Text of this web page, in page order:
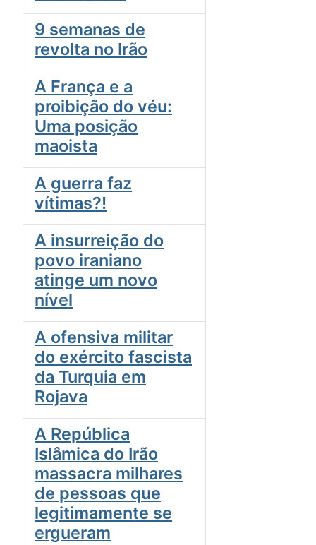
9 semanas de
revolta no Irão
A França e a
proibição do véu:
Uma posição
maoista
A guerra faz
vítimas?!
A insurreição do
povo iraniano
atinge um novo
nível
A ofensiva militar
do exército fascista
da Turquia em
Rojava
A República
Islâmica do Irão
massacra milhares
de pessoas que
legitimamente se
ergueram